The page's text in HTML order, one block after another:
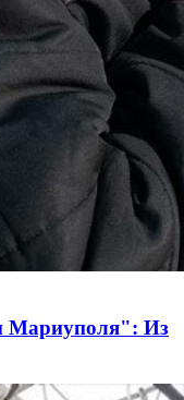
Мариуполя": Из